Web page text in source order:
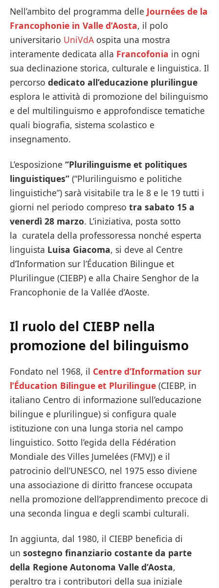
Nell’ambito del programma delle Journées de la
Francophonie in Valle d’Aosta, il polo
universitario UniVdA ospita una mostra
interamente dedicata alla Francofonia in ogni
sua declinazione storica, culturale e linguistica. Il
percorso dedicato all’educazione plurilingue
esplora le attività di promozione del bilinguismo
e del multilinguismo e approfondisce tematiche
quali biografia, sistema scolastico e
insegnamento.
L’esposizione “Plurilinguisme et politiques
linguistiques” (“Plurilinguismo e politiche
linguistiche”) sarà visitabile tra le 8 e le 19 tutti i
giorni nel periodo compreso tra sabato 15 a
venerdì 28 marzo. L’iniziativa, posta sotto
la curatela della professoressa nonché esperta
linguista Luisa Giacoma, si deve al Centre
d’Information sur l’Éducation Bilingue et
Plurilingue (CIEBP) e alla Chaire Senghor de la
Francophonie de la Vallée d’Aoste.
Il ruolo del CIEBP nella
promozione del bilinguismo
Fondato nel 1968, il Centre d’Information sur
l’Éducation Bilingue et Plurilingue (CIEBP, in
italiano Centro di informazione sull’educazione
bilingue e plurilingue) si configura quale
istituzione con una lunga storia nel campo
linguistico. Sotto l’egida della Fédération
Mondiale des Villes Jumelées (FMVJ) e il
patrocinio dell’UNESCO, nel 1975 esso diviene
una associazione di diritto francese occupata
nella promozione dell’apprendimento precoce di
una seconda lingua e degli scambi culturali.
In aggiunta, dal 1980, il CIEBP beneficia di
un sostegno finanziario costante da parte
della Regione Autonoma Valle d’Aosta,
peraltro tra i contributori della sua iniziale